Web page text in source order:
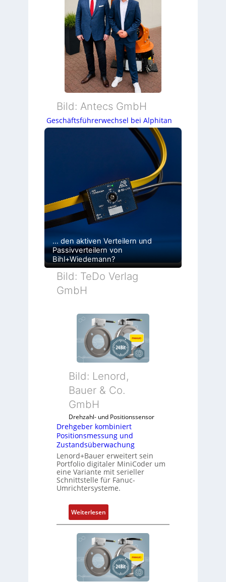
Bild: Antecs GmbH
Geschäftsführerwechsel bei Alphitan
… den aktiven Verteilern und
Passivverteilern von
Bihl+Wiedemann?
Bild: TeDo Verlag
GmbH
Bild: Lenord,
Bauer & Co.
GmbH
Drehzahl- und Positionssensor
Drehgeber kombiniert
Positionsmessung und
Zustandsüberwachung
Lenord+Bauer erweitert sein
Portfolio digitaler MiniCoder um
eine Variante mit serieller
Schnittstelle für Fanuc-
Umrichtersysteme.
Weiterlesen:
D
r
e
h
g
e